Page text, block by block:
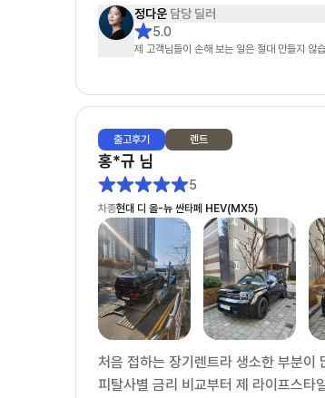
단순한 상담을 넘어, 끝까지 책임지고
느낌을 받았고 항상 친절하게 응대해 주
갔습니다. 고객 입장에서 최선을 다해 주
있었습니다. 첫 장기렌트이자 첫 차 구
여 출고하셨습니다.
정다운 담당 딜러
5.0
제 고객님들이 손해 보는 일은 절대 만들지 않
출고후기 렌트
홍*규 님
5
차종현대 디 올-뉴 싼타페 HEV(MX5)
처음 접하는 장기렌트라 생소한 부분이
피탈사별 금리 비교부터 제 라이프스타